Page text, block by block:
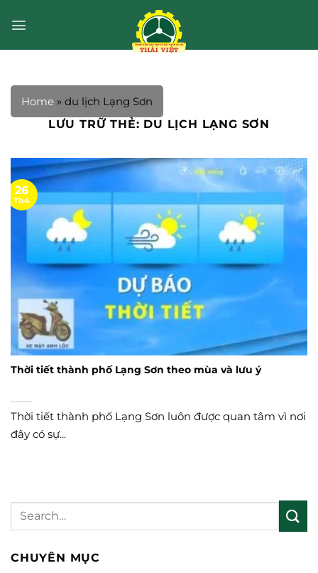
qua
Home » du lịch Lạng Sơn
LƯU TRỮ THẺ: DU LỊCH LẠNG SƠN
Thời tiết thành phố Lạng Sơn theo mùa và lưu ý
Thời tiết thành phố Lạng Sơn luôn được quan tâm vì nơi
đây có sự...
26
Th4
CHUYÊN MỤC